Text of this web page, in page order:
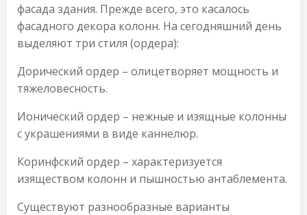
фасада здания. Прежде всего, это касалось
фасадного декора колонн. На сегодняшний день
выделяют три стиля (ордера):
Дорический ордер – олицетворяет мощность и
тяжеловесность.
Ионический ордер – нежные и изящные колонны
с украшениями в виде каннелюр.
Коринфский ордер – характеризуется
изяществом колонн и пышностью антаблемента.
Существуют разнообразные варианты